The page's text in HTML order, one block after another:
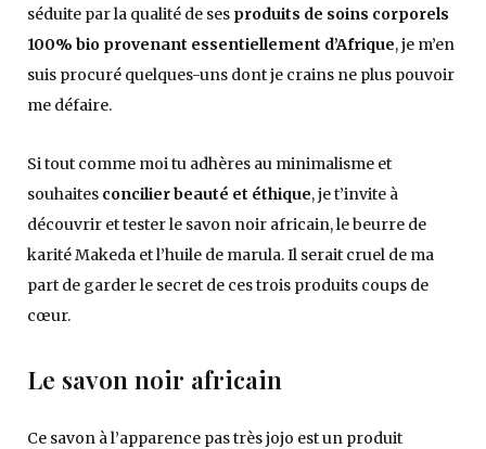
séduite par la qualité de ses produits de soins corporels
100% bio provenant essentiellement d’Afrique, je m’en
suis procuré quelques-uns dont je crains ne plus pouvoir
me défaire.
Si tout comme moi tu adhères au minimalisme et
souhaites concilier beauté et éthique, je t’invite à
découvrir et tester le savon noir africain, le beurre de
karité Makeda et l’huile de marula. Il serait cruel de ma
part de garder le secret de ces trois produits coups de
cœur.
Le savon noir africain
Ce savon à l’apparence pas très jojo est un produit